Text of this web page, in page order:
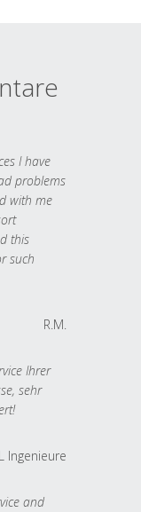
I have
problems
with me
this
such
R.M.
Ihrer
sehr
Ingenieure
and